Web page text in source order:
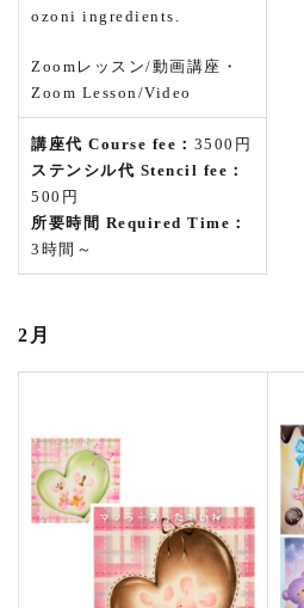
ozoni ingredients.
Zoomレッスン/動画講座・
Zoom Lesson/Video
講座代 Course fee： 3500円
ステンシル代 Stencil fee：
500円
所要時間 Required Time：
3時間～
2月